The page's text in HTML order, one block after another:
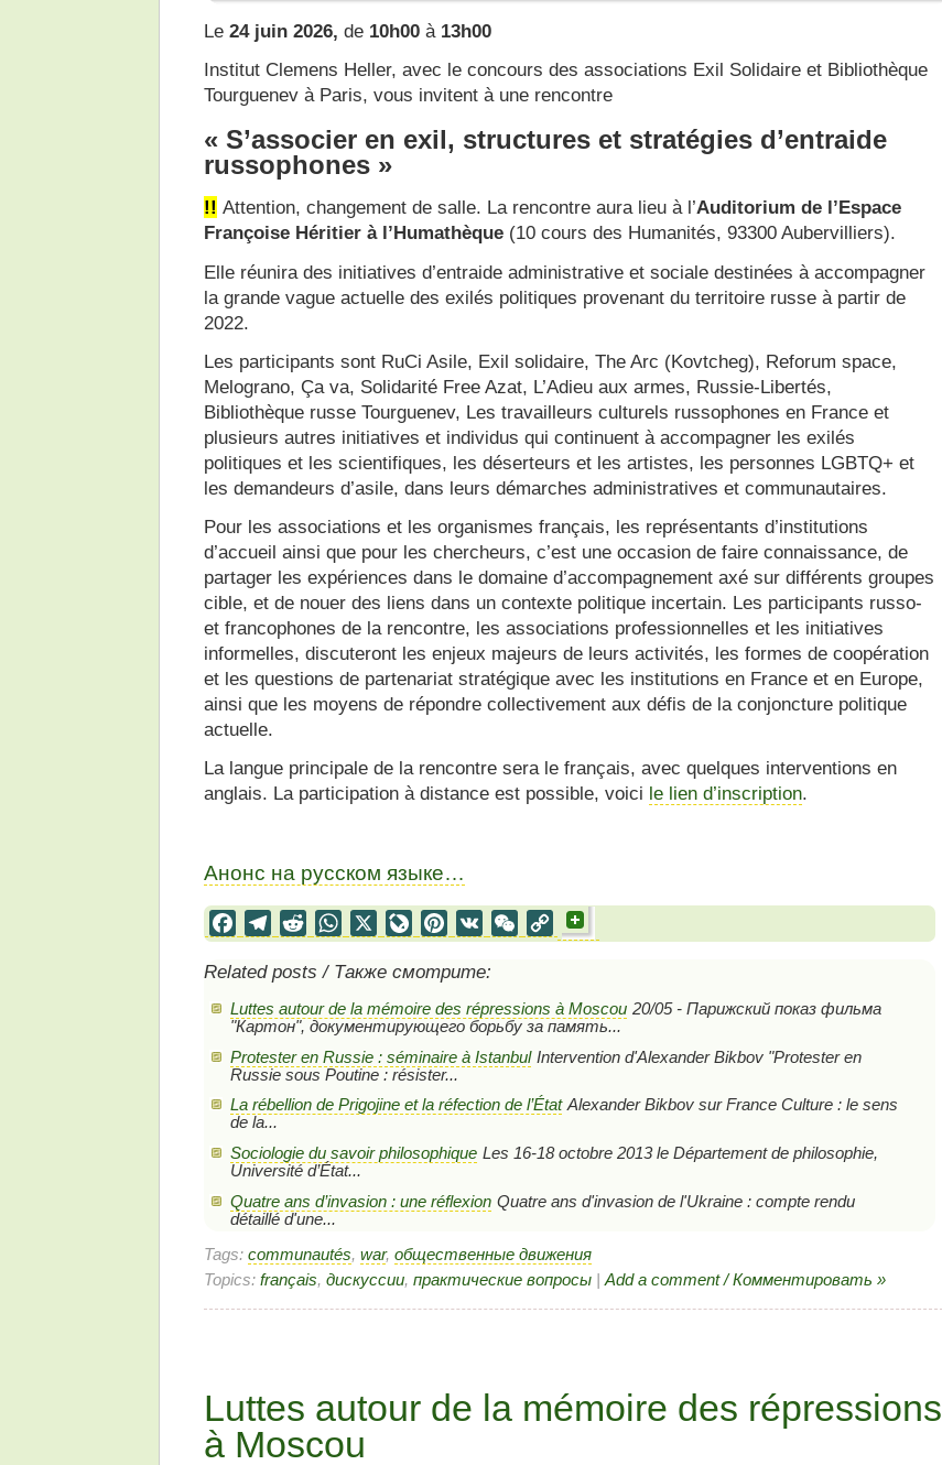
Le 24 juin 2026, de 10h00 à13h00
Institut Clemens Heller, avec le concours des associations Exil Solidaire et Bibliothèque
Tourguenev à Paris, vous invitent à une rencontre
« S’associer en exil, structures et stratégies d’entraide
russophones »
!! Attention, changement de salle. La rencontre aura lieu à l’Auditorium de l’Espace
Françoise Héritier à l’Humathèque(10 cours des Humanités, 93300 Aubervilliers).
Elle réunira des initiatives d’entraide administrative et sociale destinées à accompagner
la grande vague actuelle des exilés politiques provenant du territoire russe à partir de
2022.
Les participants sont RuCi Asile, Exil solidaire, The Arc (Kovtcheg), Reforum space,
Melograno, Ça va, Solidarité Free Azat, L’Adieu aux armes, Russie-Libertés,
Bibliothèque russe Tourguenev, Les travailleurs culturels russophones en France et
plusieurs autres initiatives et individus qui continuent à accompagner les exilés
politiques et les scientifiques, les déserteurs et les artistes, les personnes LGBTQ+ et
les demandeurs d’asile, dans leurs démarches administratives et communautaires.
Pour les associations et les organismes français, les représentants d’institutions
d’accueil ainsi que pour les chercheurs, c’est une occasion de faire connaissance, de
partager les expériences dans le domaine d’accompagnement axé sur différents groupes
cible, et de nouer des liens dans un contexte politique incertain. Les participants russo-
et francophones de la rencontre, les associations professionnelles et les initiatives
informelles, discuteront les enjeux majeurs de leurs activités, les formes de coopération
et les questions de partenariat stratégique avec les institutions en France et en Europe,
ainsi que les moyens de répondre collectivement aux défis de la conjoncture politique
actuelle.
La langue principale de la rencontre sera le français, avec quelques interventions en
anglais. La participation à distance est possible, voici le lien d’inscription.
Анонс на русском языке…
FacebookTelegramRedditWhatsApp LiveJournal
Pinterest
VK WeChat
Copy
Related posts / Также смотрите:
Luttes autour de la mémoire des répressions à Moscou 20/05 - Парижский показ фильма
"Картон", документирующего борьбу за память...
Protester en Russie : séminaire à Istanbul Intervention d'Alexander Bikbov "Protester en
Russie sous Poutine : résister...
La rébellion de Prigojine et la réfection de l’État Alexander Bikbov sur France Culture : le sens
de la...
Sociologie du savoir philosophique Les 16-18 octobre 2013 le Département de philosophie,
Université d’État...
Quatre ans d’invasion : une réflexion Quatre ans d'invasion de l'Ukraine : compte rendu
détaillé d'une...
Tags: communautés, war, общественные движения
Topics: français, дискуссии, практические вопросы| Add a comment / Комментировать »
Luttes autour de la mémoire des répressions
à Moscou